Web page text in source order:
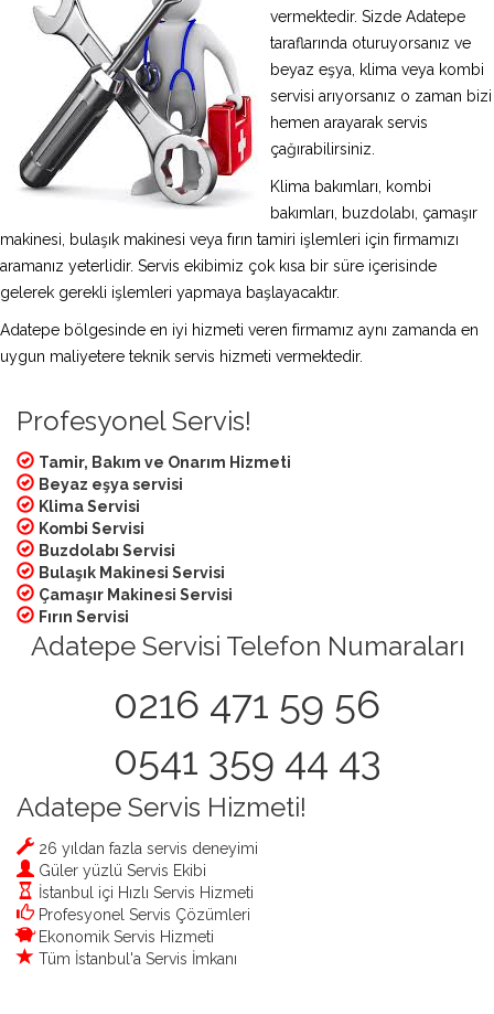
vermektedir. Sizde Adatepe
taraflarında oturuyorsanız ve
beyaz eşya, klima veya kombi
servisi arıyorsanız o zaman bizi
hemen arayarak servis
çağırabilirsiniz.
Klima bakımları, kombi
bakımları, buzdolabı, çamaşır
makinesi, bulaşık makinesi veya fırın tamiri işlemleri için firmamızı
aramanız yeterlidir. Servis ekibimiz çok kısa bir süre içerisinde
gelerek gerekli işlemleri yapmaya başlayacaktır.
Adatepe bölgesinde en iyi hizmeti veren firmamız aynı zamanda en
uygun maliyetere teknik servis hizmeti vermektedir.
Profesyonel Servis!
Tamir, Bakım ve Onarım Hizmeti
Beyaz eşya servisi
Klima Servisi
Kombi Servisi
Buzdolabı Servisi
Bulaşık Makinesi Servisi
Çamaşır Makinesi Servisi
Fırın Servisi
Adatepe Servisi Telefon Numaraları
0216 471 59 56
0541 359 44 43
Adatepe Servis Hizmeti!
26 yıldan fazla servis deneyimi
Güler yüzlü Servis Ekibi
İstanbul içi Hızlı Servis Hizmeti
Profesyonel Servis Çözümleri
Ekonomik Servis Hizmeti
Tüm İstanbul'a Servis İmkanı